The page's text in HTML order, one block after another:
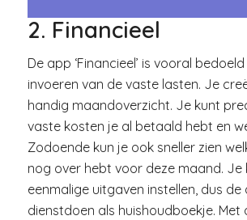
2. Financieel
De app ‘Financieel’ is vooral
invoeren van de vaste lasten. Je
handig maandoverzicht. Je kunt
vaste kosten je al betaald hebt en
Zodoende kun je ook sneller zien
nog over hebt voor deze maand. Je
eenmalige uitgaven instellen, dus
dienstdoen als huishoudboekje. Met